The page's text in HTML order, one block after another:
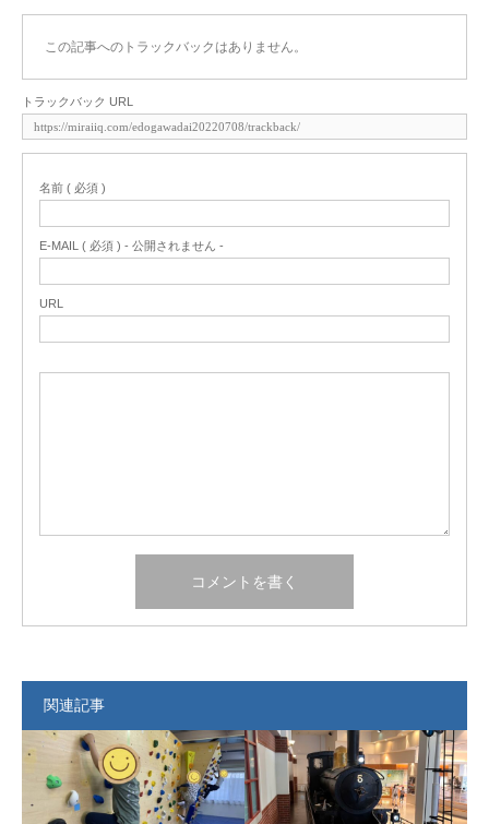
この記事へのトラックバックはありません。
トラックバック URL
名前 ( 必須 )
E-MAIL ( 必須 ) - 公開されません -
URL
関連記事